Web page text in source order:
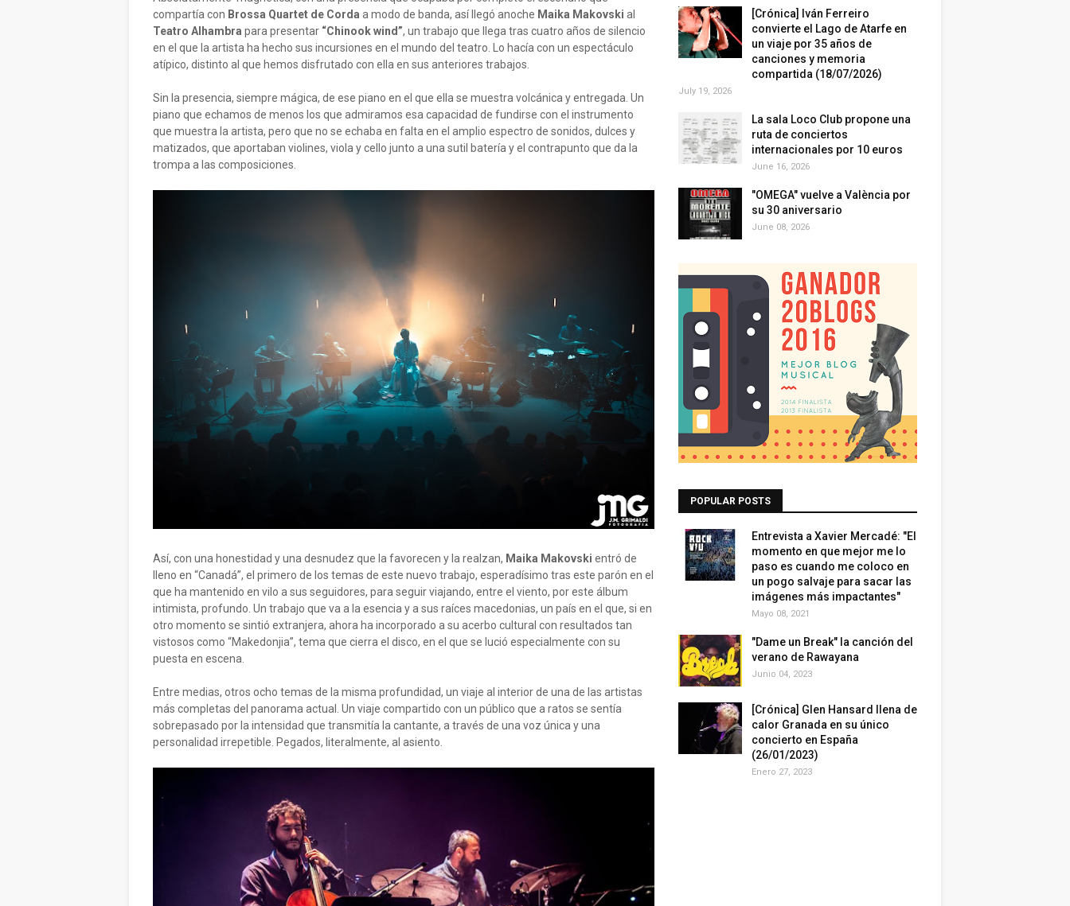
compartía con Brossa Quartet de Corda a modo de banda, así llegó anoche Maika Makovski al
Teatro Alhambra para presentar “Chinook wind”, un trabajo que llega tras cuatro años de silencio
en el que la artista ha hecho sus incursiones en el mundo del teatro. Lo hacía con un espectáculo
atípico, distinto al que hemos disfrutado con ella en sus anteriores trabajos.
Sin la presencia, siempre mágica, de ese piano en el que ella se muestra volcánica y entregada. Un
piano que echamos de menos los que admiramos esa capacidad de fundirse con el instrumento
que muestra la artista, pero que no se echaba en falta en el amplio espectro de sonidos, dulces y
matizados, que aportaban violines, viola y cello junto a una sutil batería y el contrapunto que da la
trompa a las composiciones.
Así, con una honestidad y una desnudez que la favorecen y la realzan, Maika Makovski entró de
lleno en “Canadá”, el primero de los temas de este nuevo trabajo, esperadísimo tras este parón en el
que ha mantenido en vilo a sus seguidores, para seguir viajando, entre el viento, por este álbum
intimista, profundo. Un trabajo que va a la esencia y a sus raíces macedonias, un país en el que, si en
otro momento se sintió extranjera, ahora ha incorporado a su acerbo cultural con resultados tan
vistosos como “Makedonjia”, tema que cierra el disco, en el que se lució especialmente con su
puesta en escena.
Entre medias, otros ocho temas de la misma profundidad, un viaje al interior de una de las artistas
más completas del panorama actual. Un viaje compartido con un público que a ratos se sentía
sobrepasado por la intensidad que transmitía la cantante, a través de una voz única y una
personalidad irrepetible. Pegados, literalmente, al asiento.
[Crónica] Iván Ferreiro
convierte el Lago de Atarfe en
un viaje por 35 años de
canciones y memoria
compartida (18/07/2026)
July 19, 2026
La sala Loco Club propone una
ruta de conciertos
internacionales por 10 euros
June 16, 2026
"OMEGA" vuelve a València por
su 30 aniversario
June 08, 2026
POPULAR POSTS
Entrevista a Xavier Mercadé: "El
momento en que mejor me lo
paso es cuando me coloco en
un pogo salvaje para sacar las
imágenes más impactantes"
Mayo 08, 2021
"Dame un Break" la canción del
verano de Rawayana
Junio 04, 2023
[Crónica] Glen Hansard llena de
calor Granada en su único
concierto en España
(26/01/2023)
Enero 27, 2023